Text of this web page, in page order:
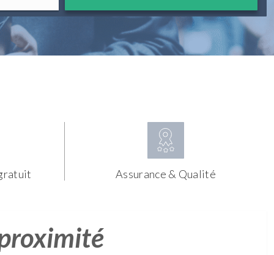
Assurance & Qualité